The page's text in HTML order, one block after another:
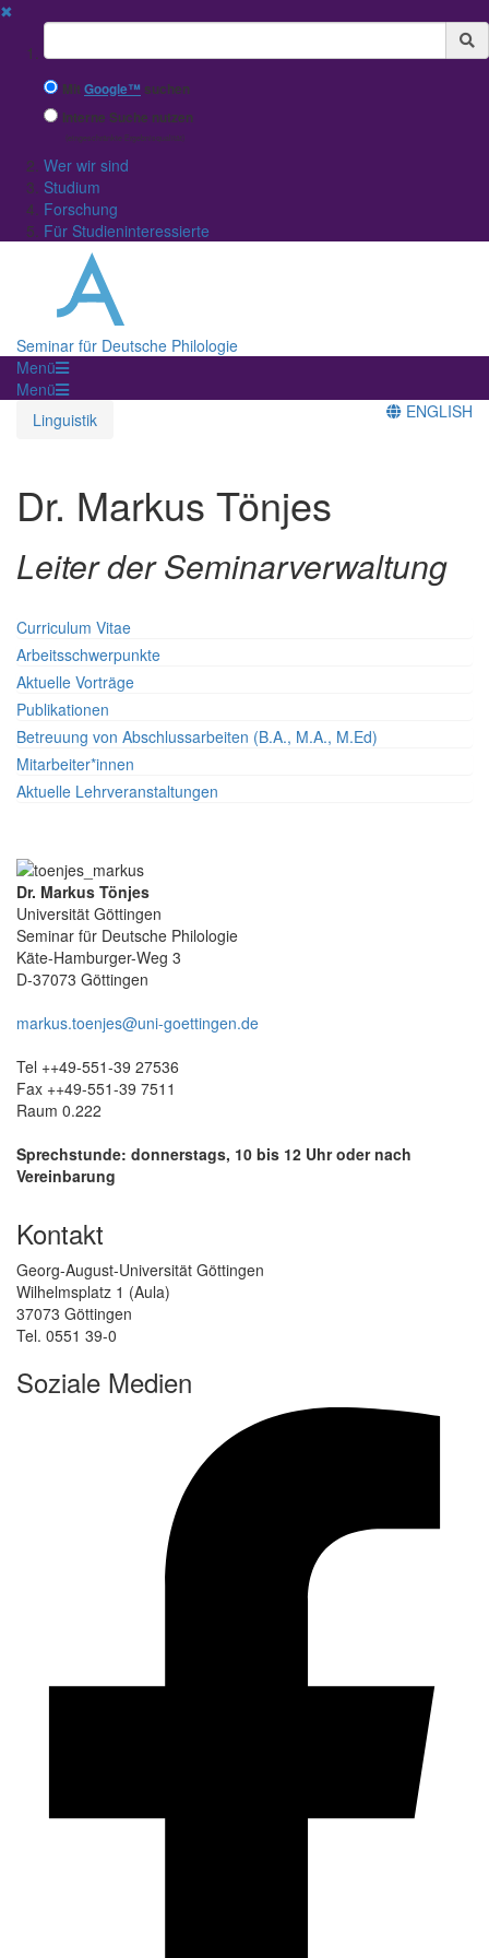
✖
Suchbegriff
MitGoogle™ suchen
Interne Suche nutzen
(eingeschränkte Ergebnisqualität)
Wer wir sind
Studium
Forschung
Für Studieninteressierte
Seminar für Deutsche Philologie
Menü
Menü
Linguistik
ENGLISH
Dr. Markus Tönjes
Leiter der Seminarverwaltung
Curriculum Vitae
Arbeitsschwerpunkte
Aktuelle Vorträge
Publikationen
Betreuung von Abschlussarbeiten (B.A., M.A., M.Ed)
Mitarbeiter*innen
Aktuelle Lehrveranstaltungen
Dr. Markus Tönjes
Universität Göttingen
Seminar für Deutsche Philologie
Käte-Hamburger-Weg 3
D-37073 Göttingen
markus.toenjes@uni-goettingen.de
Tel ++49-551-39 27536
Fax ++49-551-39 7511
Raum 0.222
Sprechstunde: donnerstags, 10 bis 12 Uhr oder nach
Vereinbarung
Kontakt
Georg-August-Universität Göttingen
Wilhelmsplatz 1 (Aula)
37073 Göttingen
Tel. 0551 39-0
Soziale Medien